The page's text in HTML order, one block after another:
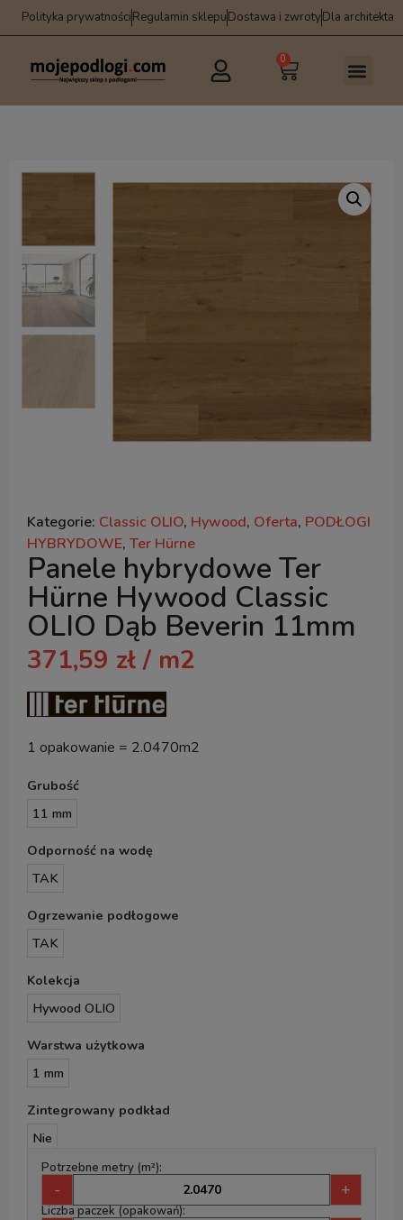
Polityka prywatnościRegulamin sklepuDostawa i zwrotyDla architekta
0
Kategorie: Classic OLIO, Hywood, Oferta, PODŁOGI
HYBRYDOWE, Ter Hürne
Panele hybrydowe Ter
Hürne Hywood Classic
OLIO Dąb Beverin 11mm
371,59 zł / m2
1 opakowanie = 2.0470m2
Grubość
11 mm
Odporność na wodę
TAK
Ogrzewanie podłogowe
TAK
Kolekcja
Hywood OLIO
Warstwa użytkowa
1 mm
Zintegrowany podkład
Nie
Potrzebne metry (m²):
- +
Liczba paczek (opakowań):